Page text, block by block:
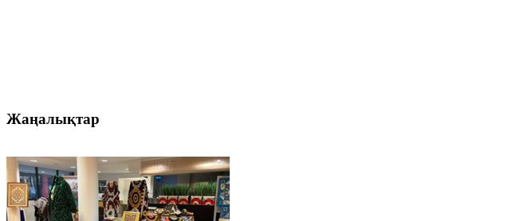
Жаңалықтар